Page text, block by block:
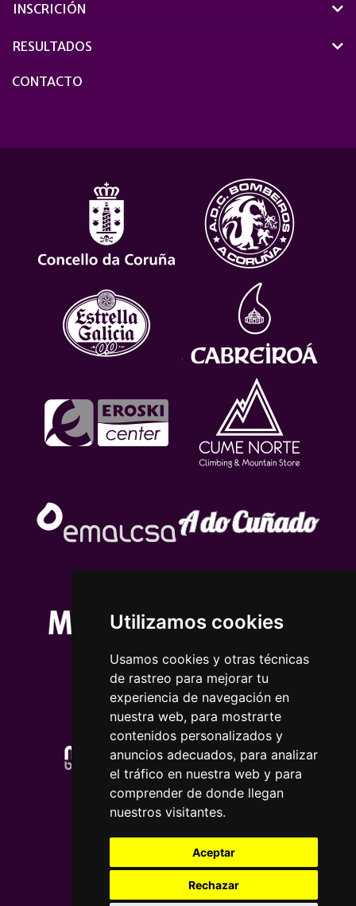
Utilizamos cookies
Usamos cookies y otras técnicas
de rastreo para mejorar tu
experiencia de navegación en
nuestra web, para mostrarte
contenidos personalizados y
anuncios adecuados, para analizar
el tráfico en nuestra web y para
comprender de donde llegan
nuestros visitantes.
Aceptar
Rechazar
INSCRICIÓN
RESULTADOS
CONTACTO